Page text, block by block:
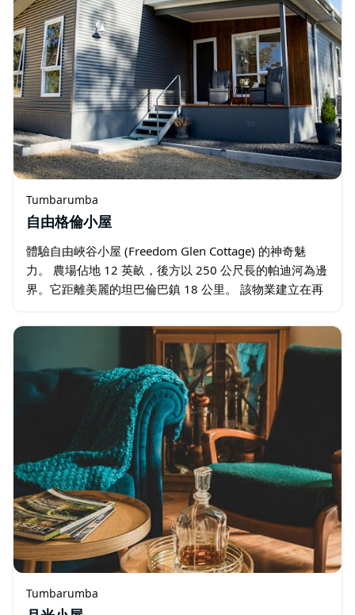
Tumbarumba
自由格倫小屋
體驗自由峽谷小屋 (Freedom Glen Cottage) 的神奇魅
力。 農場佔地 12 英畝，後方以 250 公尺長的帕迪河為邊
界。它距離美麗的坦巴倫巴鎮 18 公里。 該物業建立在再
Tumbarumba